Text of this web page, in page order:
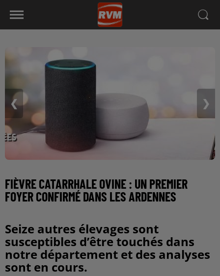
❮ ❯
FIÈVRE CATARRHALE OVINE : UN PREMIER
FOYER CONFIRMÉ DANS LES ARDENNES
Seize autres élevages sont
susceptibles d’être touchés dans
notre département et des analyses
sont en cours.